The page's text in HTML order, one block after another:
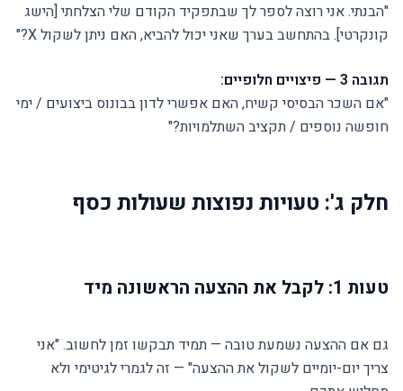
"הבנתי. אני רוצה לספר לך שבתפקיד הקודם שלי הצלחתי [הישג
קונקרטי]. בהתחשב בערך שאני יכול להביא, האם ניתן לשקול X?"
תגובה 3 — פיצויים חלופיים:
"אם השכר הבסיסי קשיח, האם אפשרי לדון בבונוס ביצועים / ימי
חופשה נוספים / תקציב השתלמויות?"
חלק ג': טעויות נפוצות שעולות כסף
טעות 1: לקבל את ההצעה הראשונה מיד
גם אם ההצעה נשמעת טובה — תמיד תבקשו זמן לחשוב. "אני
צריך יום-יומיים לשקול את ההצעה" — זה לגמרי לגיטימי ולא